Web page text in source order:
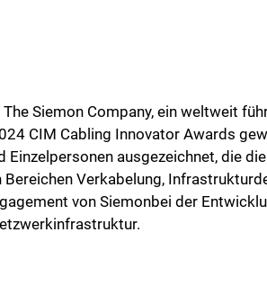
Siemon Company, ein weltweit
CIM Cabling Innovator Awards
Einzelpersonen ausgezeichnet, die
Bereichen Verkabelung,
von Siemonbei der